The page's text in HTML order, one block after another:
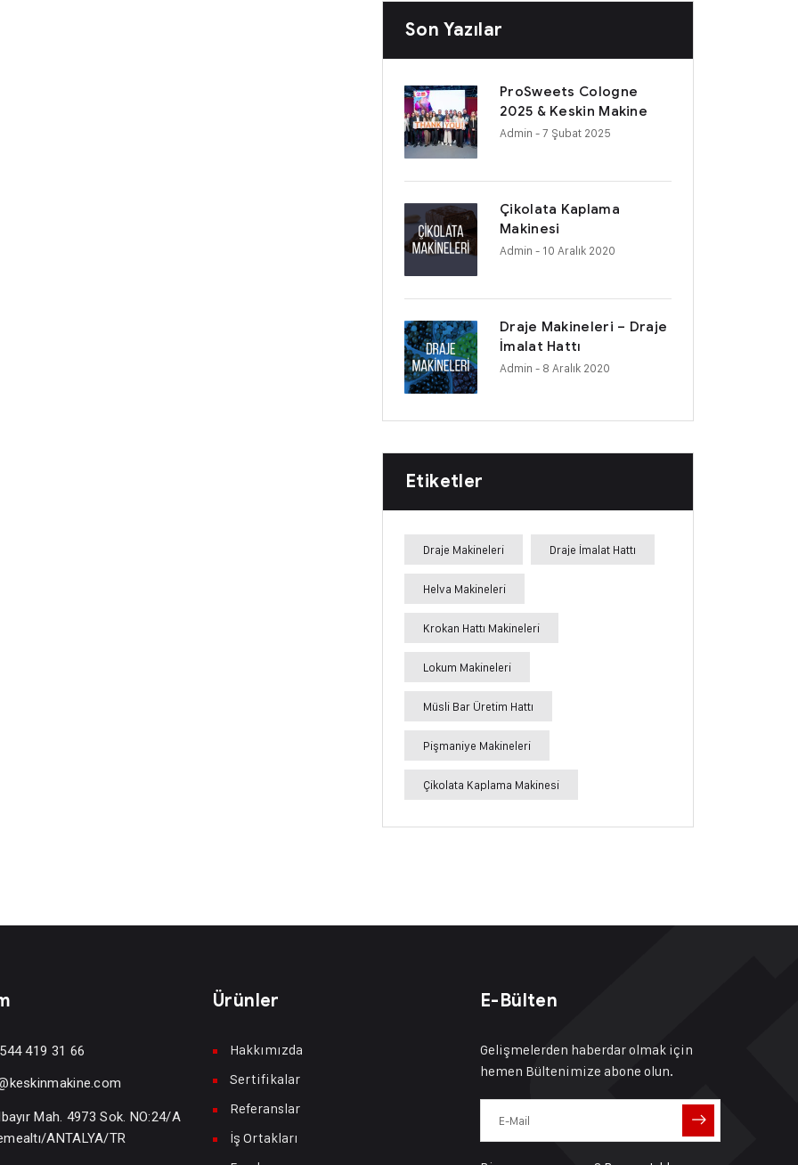
Son Yazılar
ProSweets Cologne
2025 & Keskin Makine
Admin - 7 Şubat 2025
Çikolata Kaplama
Makinesi
Admin - 10 Aralık 2020
Draje Makineleri – Draje
İmalat Hattı
Admin - 8 Aralık 2020
Etiketler
Draje Makineleri Draje İmalat Hattı
Helva Makineleri
Krokan Hattı Makineleri
Lokum Makineleri
Müsli Bar Üretim Hattı
Pişmaniye Makineleri
Çikolata Kaplama Makinesi
419 31 66
Mah. 4973 Sok. NO:24/A
ANTALYA/TR
Ürünler
Hakkımızda
Sertifikalar
Referanslar
İş Ortakları
E-Bülten
Gelişmelerden haberdar olmak için
hemen Bültenimize abone olun.